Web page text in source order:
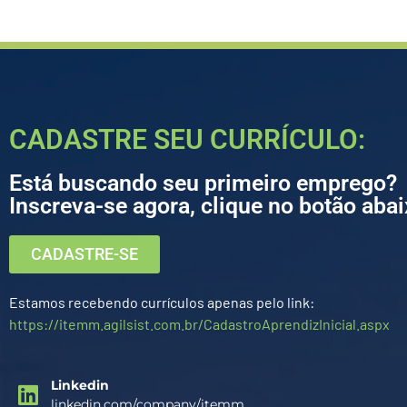
CADASTRE SEU CURRÍCULO:
Está buscando seu primeiro emprego?
Inscreva-se agora, clique no botão
CADASTRE-SE
Estamos recebendo currículos apenas pelo link:
https://itemm.agilsist.com.br/CadastroAprendizInicial.aspx
Linkedin